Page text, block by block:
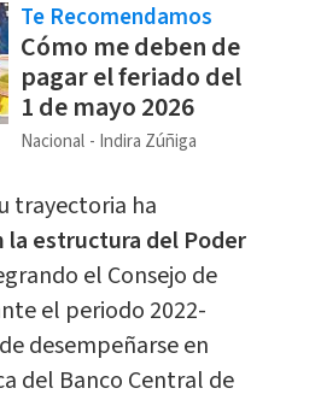
Te Recomendamos
Cómo me deben de
pagar el feriado del
1 de mayo 2026
Nacional Indira Zúñiga
trayectoria ha
la estructura del Poder
el Consejo de
el periodo 2022-
desempeñarse en
del Banco Central de